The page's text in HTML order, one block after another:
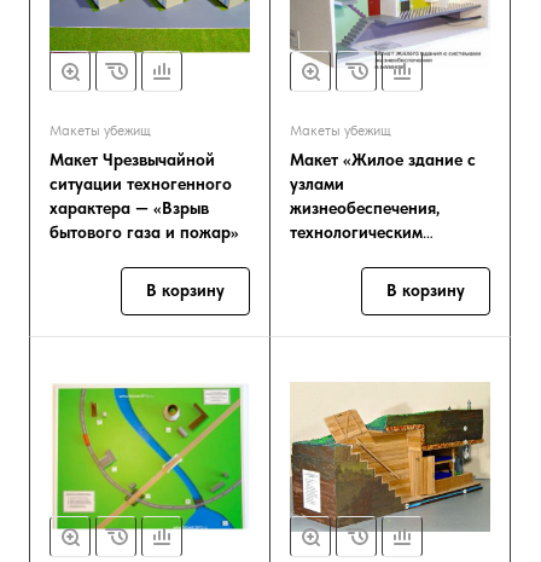
Макеты убежищ
Макет Чрезвычайной
ситуации техногенного
характера — «Взрыв
бытового газа и пожар»
В корзину
Макеты убежищ
Макет «Жилое здание с
узлами
жизнеобеспечения,
технологическим
В корзину